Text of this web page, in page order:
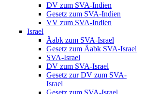
DV zum SVA-Indien
Gesetz zum SVA-Indien
VV zum SVA-Indien
Israel
Äabk zum SVA-Israel
Gesetz zum Äabk SVA-Israel
SVA-Israel
DV zum SVA-Israel
Gesetz zur DV zum SVA-
Israel
Gesetz zum SVA-Israel